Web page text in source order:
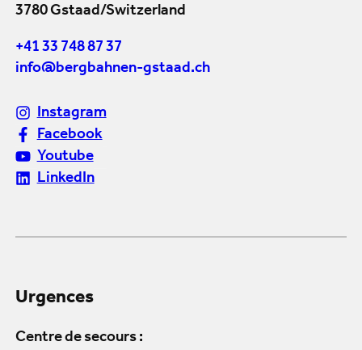
3780 Gstaad/Switzerland
+41 33 748 87 37
info@bergbahnen-gstaad.ch
Instagram
Facebook
Youtube
LinkedIn
Urgences
Centre de secours :